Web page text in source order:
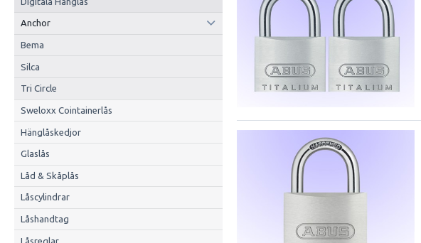
Anchor
Bema
Silca
Tri Circle
Sweloxx Cointainerlås
Hänglåskedjor
Glaslås
Låd & Skåplås
Låscylindrar
Låshandtag
Låsreglar